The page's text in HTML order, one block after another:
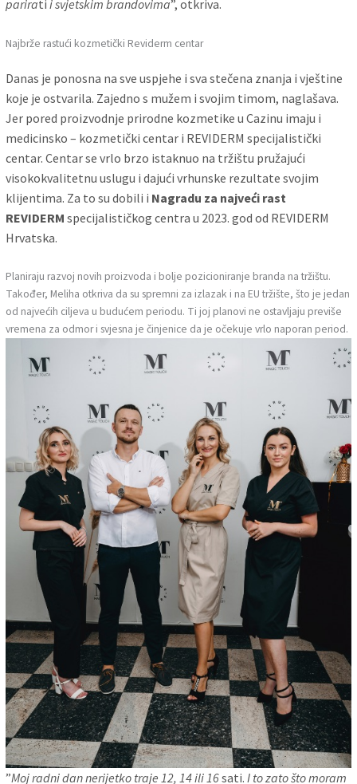
pariratii svjetskim brandovima”, otkriva.
Najbrže rastući kozmetički Reviderm centar
Danas je ponosna na sve uspjehe i sva stečena znanja i vještine
koje je ostvarila. Zajedno s mužem i svojim timom, naglašava.
Jer pored proizvodnje prirodne kozmetike u Cazinu imaju i
medicinsko – kozmetički centar i REVIDERM specijalistički
centar. Centar se vrlo brzo istaknuo na tržištu pružajući
visokokvalitetnu uslugu i dajući vrhunske rezultate svojim
klijentima. Za to su dobili i Nagradu za najveći rast
REVIDERM specijalističkog centra u 2023. god od REVIDERM
Hrvatska.
Planiraju razvoj novih proizvoda i bolje pozicioniranje branda na tržištu.
Također, Meliha otkriva da su spremni za izlazak i na EU tržište, što je jedan
od najvećih ciljeva u budućem periodu. Ti joj planovi ne ostavljaju previše
vremena za odmor i svjesna je činjenice da je očekuje vrlo naporan period.
”Moj radni dan nerijetko traje 12, 14 ili 16sati.I to zato što moram